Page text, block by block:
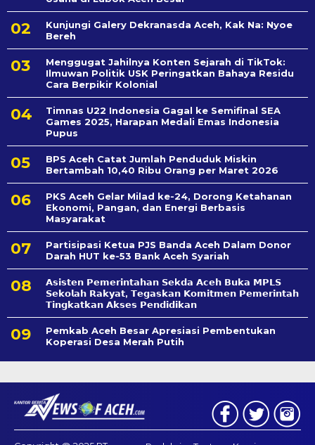
Kunjungi Galery Dekranasda Aceh, Kak Na: Nyoe
Bereh
Menggugat Jahilnya Konten Sejarah di TikTok:
Ilmuwan Politik USK Peringatkan Bahaya Residu
Cara Berpikir Kolonial
Timnas U22 Indonesia Gagal ke Semifinal SEA
Games 2025, Harapan Medali Emas Indonesia
Pupus
BPS Aceh Catat Jumlah Penduduk Miskin
Bertambah 10,40 Ribu Orang per Maret 2026
PKS Aceh Gelar Milad ke-24, Dorong Ketahanan
Ekonomi, Pangan, dan Energi Berbasis
Masyarakat
Partisipasi Ketua PJS Banda Aceh Dalam Donor
Darah HUT ke-53 Bank Aceh Syariah
𝗔𝘀𝗶𝘀𝘁𝗲𝗻 𝗣𝗲𝗺𝗲𝗿𝗶𝗻𝘁𝗮𝗵𝗮𝗻 𝗦𝗲k𝗱𝗮 𝗔𝗰𝗲𝗵 𝗕𝘂𝗸𝗮 𝗠𝗣𝗟𝗦
𝗦𝗲𝗸𝗼𝗹𝗮𝗵 𝗥𝗮𝗸𝘆𝗮𝘁, 𝗧𝗲𝗴𝗮𝘀𝗸𝗮𝗻 𝗞𝗼𝗺𝗶𝘁𝗺𝗲𝗻 𝗣𝗲𝗺𝗲𝗿𝗶𝗻𝘁𝗮𝗵
𝗧𝗶𝗻𝗴𝗸𝗮𝘁𝗸𝗮𝗻 𝗔𝗸𝘀𝗲𝘀 𝗣𝗲𝗻𝗱𝗶𝗱𝗶𝗸𝗮𝗻
Pemkab Aceh Besar Apresiasi Pembentukan
Koperasi Desa Merah Putih